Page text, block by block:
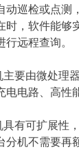
动巡检或点测
时，软件能够
远程查询。
要由微处理
电电路、高性
具有可扩展性
分机不需要再